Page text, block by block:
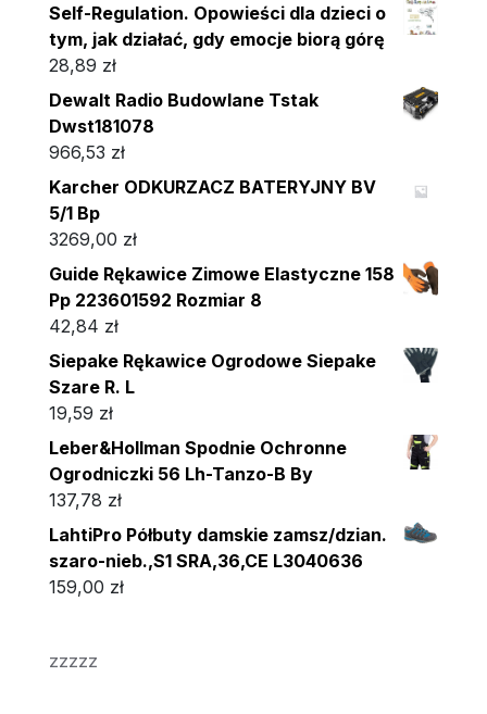
Self-Regulation. Opowieści dla dzieci o
tym, jak działać, gdy emocje biorą górę
28,89 zł
Dewalt Radio Budowlane Tstak
Dwst181078
966,53 zł
Karcher ODKURZACZ BATERYJNY BV
5/1 Bp
3269,00 zł
Guide Rękawice Zimowe Elastyczne 158
Pp 223601592 Rozmiar 8
42,84 zł
Siepake Rękawice Ogrodowe Siepake
Szare R. L
19,59 zł
Leber&Hollman Spodnie Ochronne
Ogrodniczki 56 Lh-Tanzo-B By
137,78 zł
LahtiPro Półbuty damskie zamsz/dzian.
szaro-nieb.,S1 SRA,36,CE L3040636
159,00 zł
zzzzz